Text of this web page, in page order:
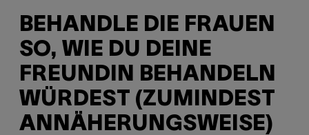
BEHANDLE DIE FRAUEN
SO, WIE DU DEINE
FREUNDIN BEHANDELN
WÜRDEST (ZUMINDEST
ANNÄHERUNGSWEISE)